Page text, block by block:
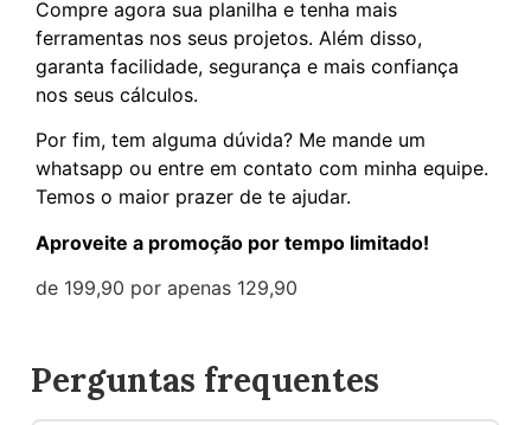
Compre agora sua planilha e tenha mais
ferramentas nos seus projetos. Além disso,
garanta facilidade, segurança e mais confiança
nos seus cálculos.
Por fim, tem alguma dúvida? Me mande um
whatsapp ou entre em contato com minha equipe.
Temos o maior prazer de te ajudar.
Aproveite a promoção por tempo limitado!
de 199,90 por apenas 129,90
Perguntas frequentes